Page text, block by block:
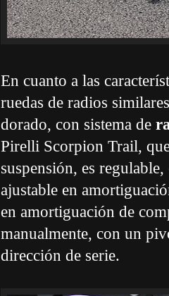
En cuanto a las
ruedas de radios
dorado, con sistema de
Pirelli Scorpion Trail,
suspensión, es
ajustable en
en amortiguación de
manualmente, con un
dirección de serie.